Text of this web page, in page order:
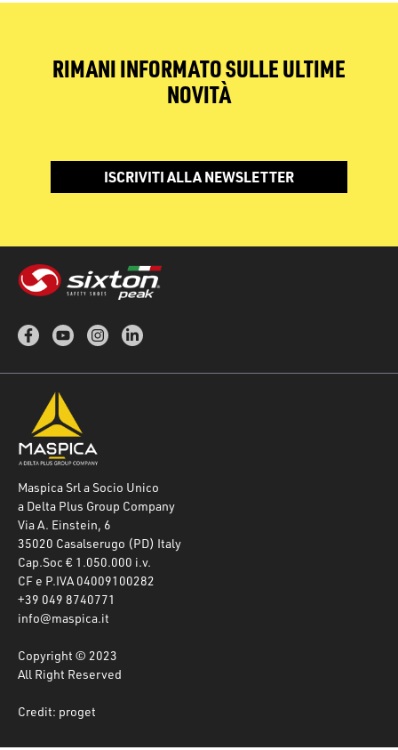
RIMANI INFORMATO SULLE ULTIME
NOVITÀ
ISCRIVITI ALLA NEWSLETTER
Maspica Srl a Socio Unico
a Delta Plus Group Company
Via A. Einstein, 6
35020 Casalserugo (PD) Italy
Cap.Soc € 1.050.000 i.v.
CF e P.IVA 04009100282
+39 049 8740771
info@maspica.it
Copyright © 2023
All Right Reserved
Credit: proget